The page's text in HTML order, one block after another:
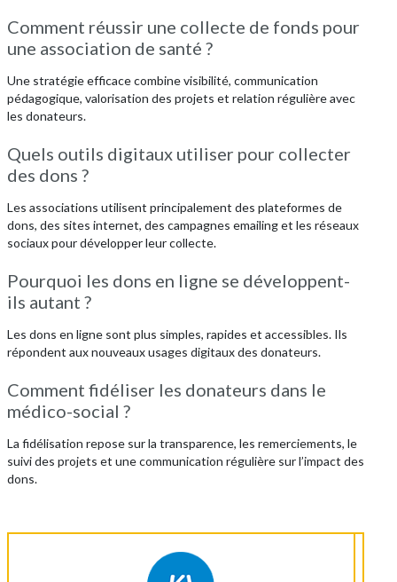
Comment réussir une collecte de fonds pour
une association de santé ?
Une stratégie efficace combine visibilité, communication
pédagogique, valorisation des projets et relation régulière avec
les donateurs.
Quels outils digitaux utiliser pour collecter
des dons ?
Les associations utilisent principalement des plateformes de
dons, des sites internet, des campagnes emailing et les réseaux
sociaux pour développer leur collecte.
Pourquoi les dons en ligne se développent-
ils autant ?
Les dons en ligne sont plus simples, rapides et accessibles. Ils
répondent aux nouveaux usages digitaux des donateurs.
Comment fidéliser les donateurs dans le
médico-social ?
La fidélisation repose sur la transparence, les remerciements, le
suivi des projets et une communication régulière sur l’impact des
dons.